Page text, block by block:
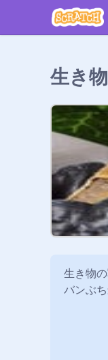
生き
生き物
バンぶ